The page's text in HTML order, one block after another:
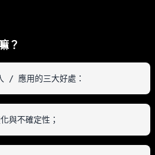
？
/ 應用的三大好處：
與不確定性；